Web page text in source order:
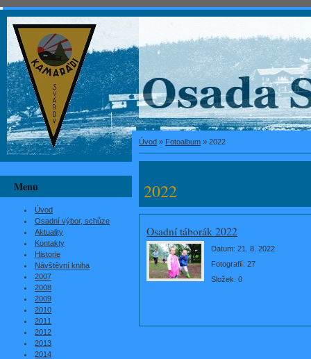
Úvod » Fotoalbum » 2022
2022
Osadní táborák 2022
Datum: 21. 8. 2022
Fotografií: 27
Složek: 0
Menu
Úvod
Osadní výbor, schůze
Aktuality
Kontakty
Historie
Návštěvní kniha
2007
2008
2009
2010
2011
2012
2013
2014